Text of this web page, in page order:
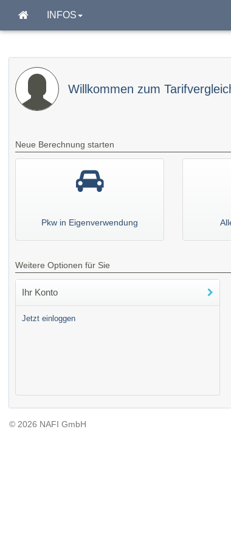
INFOS
Willkommen zum
Neue Berechnung starten
Pkw in Eigenverwendung
Weitere Optionen für Sie
Ihr Konto
Jetzt einloggen
© 2026 NAFI GmbH